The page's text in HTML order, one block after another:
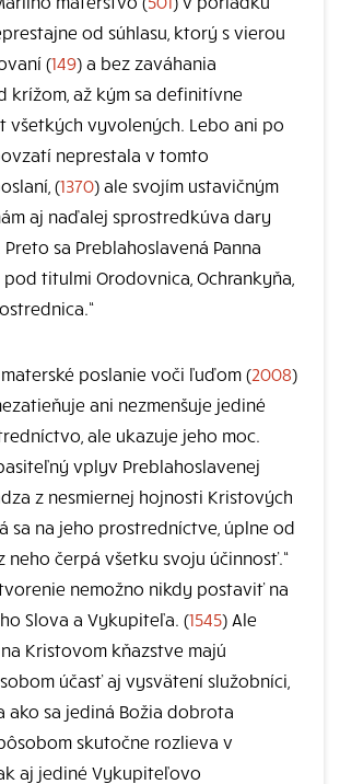
od súhlasu, ktorý s vierou
(149) a bez zaváhania
krížom, až kým sa definitívne
všetkých vyvolených. Lebo ani po
neprestala v tomto
(1370) ale svojím ustavičným
aj naďalej sprostredkúva dary
sa Preblahoslavená Panna
titulmi Orodovnica, Ochrankyňa,
materské poslanie voči ľuďom (2008)
ani nezmenšuje jediné
ale ukazuje jeho moc.
vplyv Preblahoslavenej
z nesmiernej hojnosti Kristových
sa na jeho prostredníctve, úplne od
neho čerpá všetku svoju účinnosť.“
nemožno nikdy postaviť na
Slova a Vykupiteľa. (1545) Ale
Kristovom kňazstve majú
účasť aj vysvätení služobníci,
ako sa jediná Božia dobrota
skutočne rozlieva v
aj jediné Vykupiteľovo